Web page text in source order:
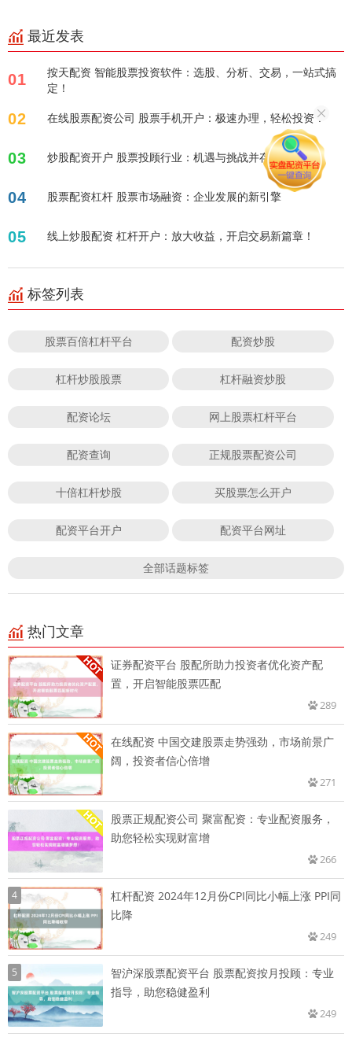
最近发表
01
按天配资 智能股票投资软件：选股、分析、交易，一站式搞
定！
02 在线股票配资公司 股票手机开户：极速办理，轻松投资！
03 炒股配资开户 股票投顾行业：机遇与挑战并存
04 股票配资杠杆 股票市场融资：企业发展的新引擎
05 线上炒股配资 杠杆开户：放大收益，开启交易新篇章！
标签列表
股票百倍杠杆平台 配资炒股
杠杆炒股股票 杠杆融资炒股
配资论坛 网上股票杠杆平台
配资查询 正规股票配资公司
十倍杠杆炒股 买股票怎么开户
配资平台开户 配资平台网址
全部话题标签
热门文章
证券配资平台 股配所助力投资者优化资产配
置，开启智能股票匹配
289
在线配资 中国交建股票走势强劲，市场前景广
阔，投资者信心倍增
271
股票正规配资公司 聚富配资：专业配资服务，
助您轻松实现财富增
266
4
杠杆配资 2024年12月份CPI同比小幅上涨 PPI同
比降
249
5
智沪深股票配资平台 股票配资按月投顾：专业
指导，助您稳健盈利
249